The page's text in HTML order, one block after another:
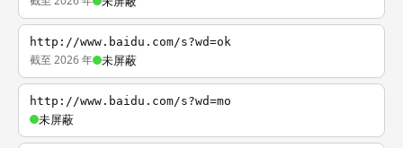
http://www.baidu.com/s?wd=ok
截至 2026 年 未屏蔽
http://www.baidu.com/s?wd=mo
未屏蔽